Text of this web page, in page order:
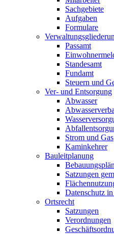
Sachgebiete
Aufgaben
Formulare
Passamt
Standesamt
Fundamt
Steuern und
Ver- und Entsorgung
Abwasser
Strom und Gas
Kaminkehrer
Bauleitplanung
Satzungen
Datenschutz
Ortsrecht
Satzungen
Verordnungen